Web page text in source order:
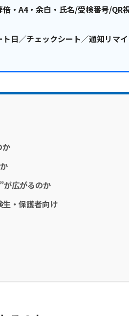
・A4・余白・氏名/受検番号/QR
ト日／チェックシート／通知リマ
か
が広がるのか
・保護者向け